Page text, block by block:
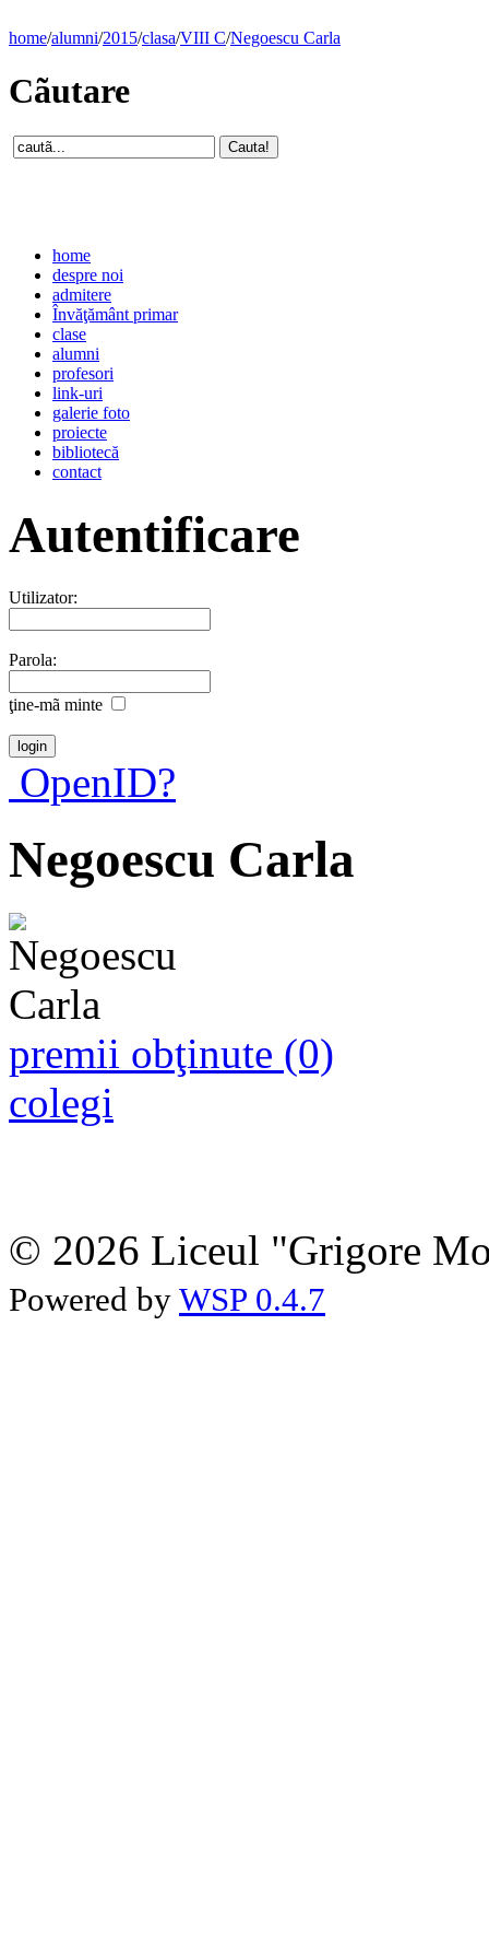
home/alumni/2015/clasa/VIII C/Negoescu Carla
Cãutare
home
despre noi
admitere
Învăţământ primar
clase
alumni
profesori
link-uri
galerie foto
proiecte
bibliotecă
contact
Autentificare
Utilizator:
Parola:
ţine-mã minte
OpenID?
Negoescu Carla
premii obţinute (0)
colegi
© 2026 Liceul "Grigore
Powered by WSP 0.4.7